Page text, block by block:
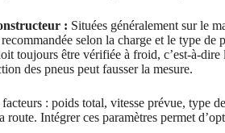
: Situées généralement sur le
selon la charge et le type de
toujours être vérifiée à froid, c’est-à-
des pneus peut fausser la mesure.
: poids total, vitesse prévue, type
Intégrer ces paramètres permet